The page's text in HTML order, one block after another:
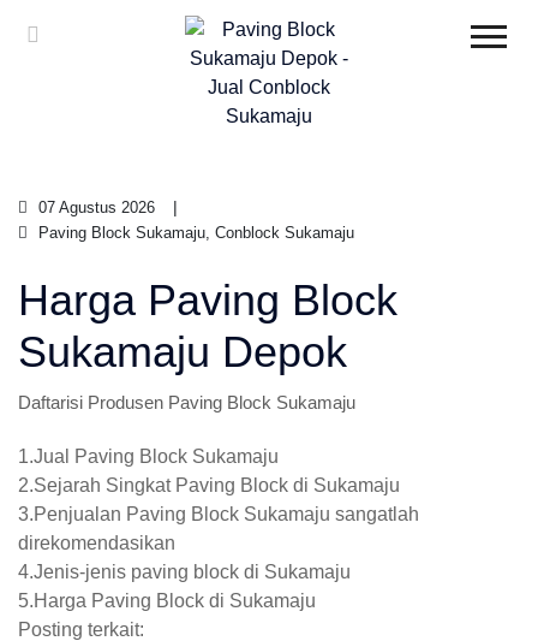
07 Agustus 2026
Paving Block Sukamaju, Conblock Sukamaju
Harga Paving Block
Sukamaju Depok
Daftarisi Produsen Paving Block Sukamaju
1.Jual Paving Block Sukamaju
2.Sejarah Singkat Paving Block di Sukamaju
3.Penjualan Paving Block Sukamaju sangatlah
direkomendasikan
4.Jenis-jenis paving block di Sukamaju
5.Harga Paving Block di Sukamaju
Posting terkait: